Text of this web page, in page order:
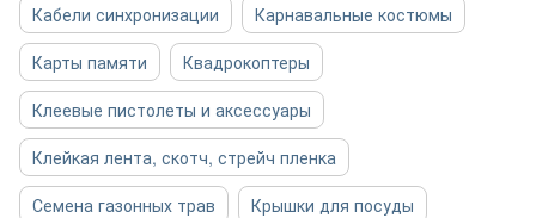
Кабели синхронизации
Карнавальные костюмы
Карты памяти
Квадрокоптеры
Клеевые пистолеты и аксессуары
Клейкая лента, скотч, стрейч пленка
Семена газонных трав
Крышки для посуды